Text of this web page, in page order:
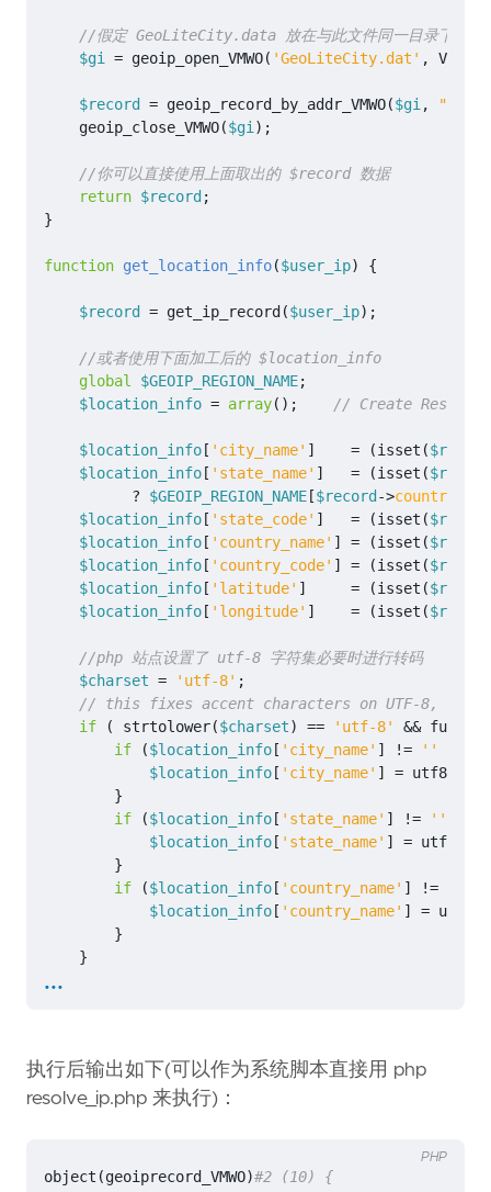
$gi = geoip_open_VMWO( 'GeoLiteCity.dat' ,
$record = geoip_record_by_addr_VMWO($gi, "
geoip_close_VMWO($gi);
return $record ;
}
function get_location_info($user_ip) {
$record = get_ip_record ($user_ip);
global
$GEOIP_REGION_NAME;
$location_info = array();
$location_info [ 'city_name' ] = (isset ($record
$location_info [ 'state_name' ] = (isset ($record
?
$GEOIP_REGION_NAME [$record ->
$location_info [ 'state_code' ] = (isset ($record
$location_info [ 'country_name' ] = (isset ($record
$location_info [ 'country_code' ] = (isset ($record
$location_info [ 'latitude' ] = (isset ($record
$location_info [ 'longitude' ] = (isset ($record
$charset = 'utf-8' ;
if ( strtolower($charset) == 'utf-8' &&
if
($location_info [ 'city_name' ] != ''
$location_info [ 'city_name' ] =
}
if
($location_info [ 'state_name' ] != ''
$location_info [ 'state_name' ] =
}
if
($location_info [ 'country_name' ] !=
$location_info [ 'country_name' ] =
}
}
$record = get_ip_record
"206.19.49.154");
var_dump($location);
...
执行后输出如下(可以作为系统脚本直接用 php
resolve_ip.php 来执行)：
object (geoiprecord_VMWO)
PHP